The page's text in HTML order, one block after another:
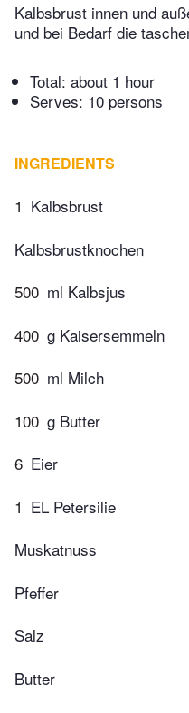
Kalbsbrust innen und
und bei Bedarf die
Total: about 1 hour
Serves: 10 persons
INGREDIENTS
1 Kalbsbrust
Kalbsbrustknochen
500 ml Kalbsjus
400 g Kaisersemmeln
500 ml Milch
100 g Butter
6 Eier
1 EL Petersilie
Muskatnuss
Pfeffer
Salz
Butter